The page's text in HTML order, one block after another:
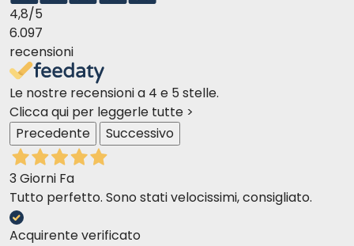
4,8/5
6.097
recensioni
Le nostre recensioni a 4 e 5 stelle.
Clicca qui per leggerle tutte >
Precedente
Successivo
3 Giorni Fa
Tutto perfetto. Sono stati velocissimi, consigliato.
Acquirente verificato